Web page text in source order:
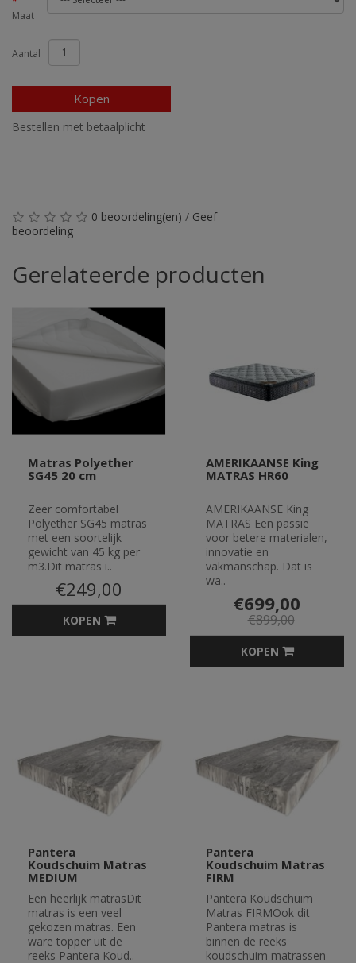
Maat
Aantal
Kopen
Bestellen met betaalplicht
0 beoordeling(en) / Geef
beoordeling
Gerelateerde producten
Matras Polyether
SG45 20 cm
Zeer comfortabel
Polyether SG45 matras
met een soortelijk
gewicht van 45 kg per
m3.Dit matras i..
€249,00
KOPEN
AMERIKAANSE King
MATRAS HR60
AMERIKAANSE King
MATRAS Een passie
voor betere materialen,
innovatie en
vakmanschap. Dat is
wa..
€699,00
€899,00
KOPEN
Pantera
Koudschuim Matras
MEDIUM
Een heerlijk matrasDit
matras is een veel
gekozen matras. Een
ware topper uit de
reeks Pantera Koud..
Pantera
Koudschuim Matras
FIRM
Pantera Koudschuim
Matras FIRMOok dit
Pantera matras is
binnen de reeks
koudschuim matrassen